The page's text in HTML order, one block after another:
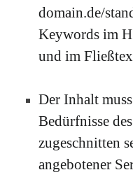
domain.de/
Keywords im
und im
Der Inhalt
Bedürfnisse
zugeschnitten
angebotener